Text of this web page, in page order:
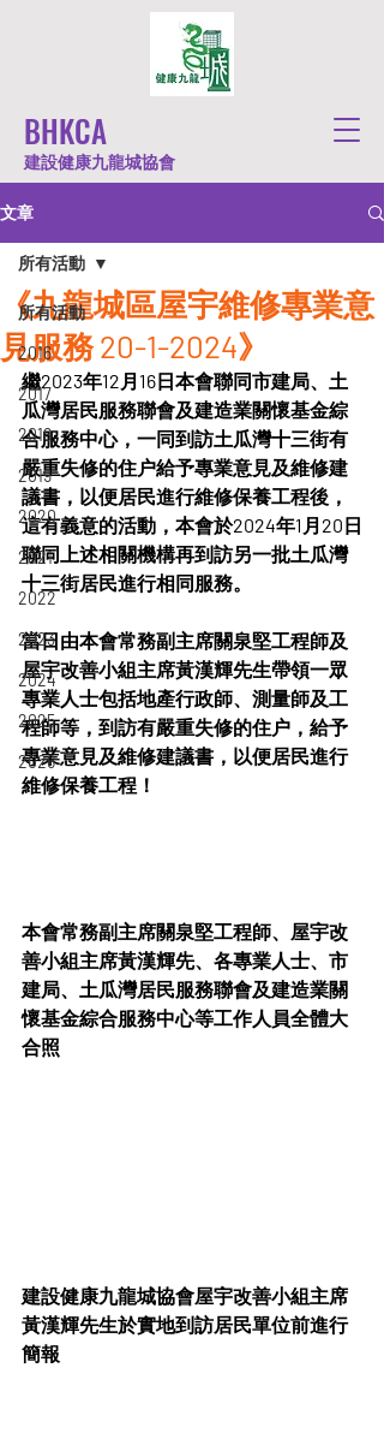
BHKCA
建設健康九龍城協會
文章
所有活動
2016
2017
2018
2019
2020
2021
2022
2023
2024
2025
2026
所有活動
《九龍城區屋宇維修專業意
見服務 20-1-2024》
繼2023年12月16日本會聯同市建局、土
瓜灣居民服務聯會及建造業關懷基金綜
合服務中心，一同到訪土瓜灣十三街有
嚴重失修的住户給予專業意見及維修建
議書，以便居民進行維修保養工程後，
這有義意的活動，本會於2024年1月20日
聯同上述相關機構再到訪另一批土瓜灣
十三街居民進行相同服務。
當日由本會常務副主席關泉堅工程師及
屋宇改善小組主席黃漢輝先生帶領一眾
專業人士包括地產行政師、測量師及工
程師等，到訪有嚴重失修的住户，給予
專業意見及維修建議書，以便居民進行
維修保養工程！
本會常務副主席關泉堅工程師、屋宇改
善小組主席黃漢輝先、各專業人士、市
建局、土瓜灣居民服務聯會及建造業關
懷基金綜合服務中心等工作人員全體大
合照
建設健康九龍城協會屋宇改善小組主席
黃漢輝先生於實地到訪居民單位前進行
簡報